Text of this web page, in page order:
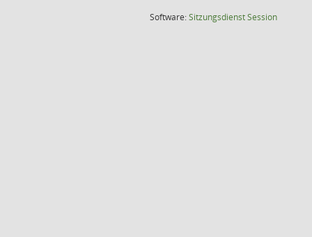
Software:SitzungsdienstSession(Wird in